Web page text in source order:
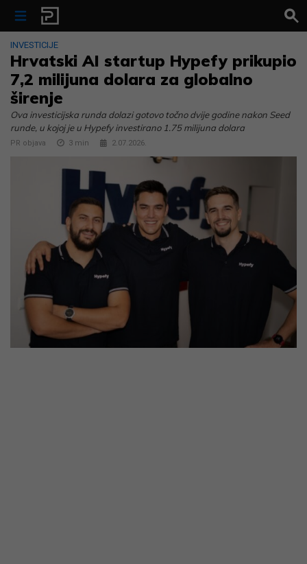
Skip to content
INVESTICIJE
Hrvatski AI startup Hypefy prikupio
7,2 milijuna dolara za globalno
širenje
Ova investicijska runda dolazi gotovo točno dvije godine nakon Seed
runde, u kojoj je u Hypefy investirano 1.75 milijuna dolara
PR objava 3 min 2.07.2026.